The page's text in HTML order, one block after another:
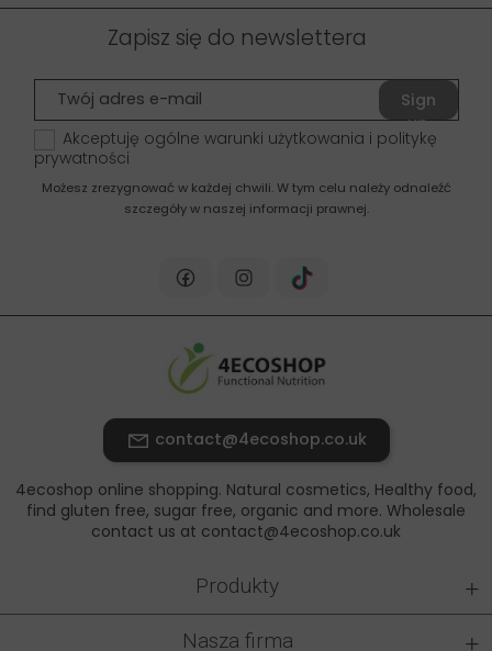
Zapisz się do newslettera
Sign
up
Akceptuję ogólne warunki użytkowania i politykę
prywatności
Możesz zrezygnować w każdej chwili. W tym celu należy odnaleźć
szczegóły w naszej informacji prawnej.
contact@4ecoshop.co.uk
4ecoshop online shopping. Natural cosmetics, Healthy food,
find gluten free, sugar free, organic and more. Wholesale
contact us at contact@4ecoshop.co.uk
Produkty +
Nasza firma +